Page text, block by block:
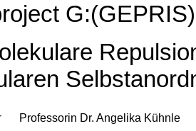
Professorin Dr. Angelika Kühnle